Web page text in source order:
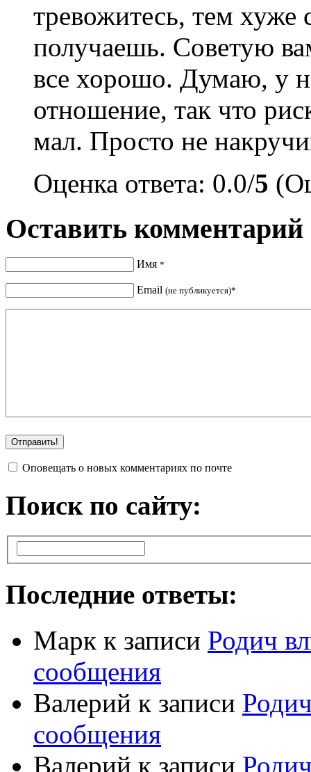
тревожитесь, тем
получаешь. Советую
все хорошо. Думаю, у
отношение, так что
мал. Просто не
Оценка ответа: 0.0/5
Оставить комментарий
Имя *
Email (не публикуется)*
Оповещать о новых комментариях по почте
Поиск по сайту:
Последние ответы:
Марк к записи Родич
сообщения
Валерий к записи
сообщения
Валерий к записи